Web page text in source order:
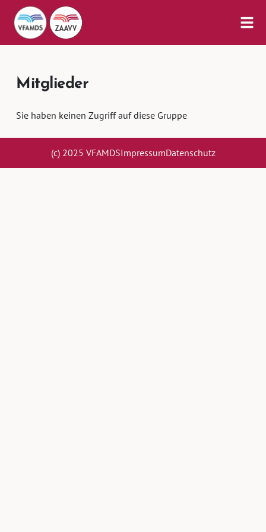
Mitglieder
Sie haben keinen Zugriff auf diese Gruppe
(c) 2025 VFAMDSImpressumDatenschutz